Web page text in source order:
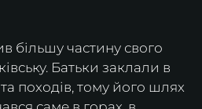
більшу частину свого
Батьки заклали в
походів, тому його шлях